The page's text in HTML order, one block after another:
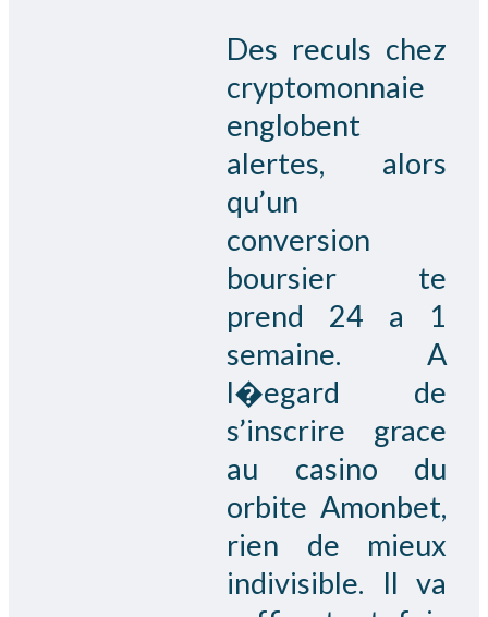
Des reculs chez
cryptomonnaie
englobent
alertes, alors
qu’un
conversion
boursier te
prend 24 a 1
semaine. A
l�egard de
s’inscrire grace
au casino du
orbite Amonbet,
rien de mieux
indivisible. Il va